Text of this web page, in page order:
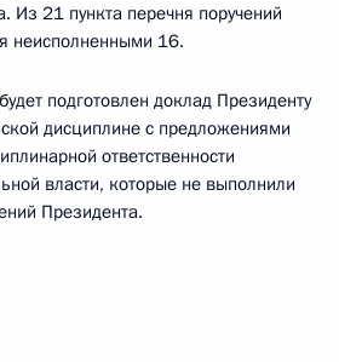
Из 21 пункта перечня поручений
неисполненными 16.
подготовлен доклад Президенту
дисциплине с предложениями
ответственности
власти, которые не выполнили
Президента.